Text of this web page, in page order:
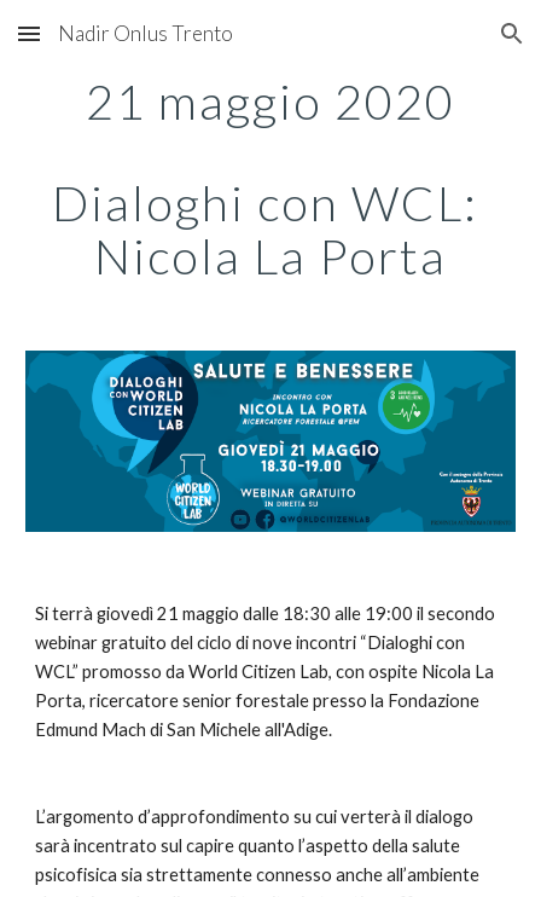
Skip to main content Skip to navigation
Nadir Onlus Trento
21 maggio 2020
Dialoghi con WCL:
Nicola La Porta
Si terrà giovedì 21 maggio dalle 18:30 alle 19:00 il secondo
webinar gratuito del ciclo di nove incontri “Dialoghi con
WCL” promosso da World Citizen Lab, con ospite Nicola La
Porta, ricercatore senior forestale presso la Fondazione
Edmund Mach di San Michele all'Adige.
L’argomento d’approfondimento su cui verterà il dialogo
sarà incentrato sul capire quanto l’aspetto della salute
psicofisica sia strettamente connesso anche all’ambiente